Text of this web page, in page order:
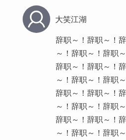
大笑江湖
辞职～！辞职～！
～！辞职～！辞职
辞职～！辞职～！
～！辞职～！辞职
辞职～！辞职～！
～！辞职～！辞职
辞职～！辞职～！
～！辞职～！辞职～